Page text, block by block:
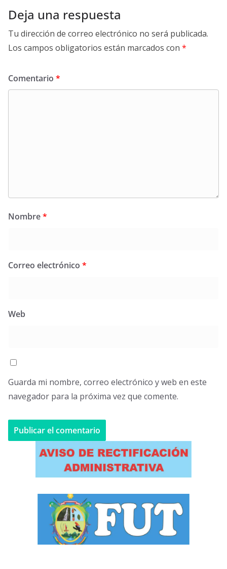
Deja una respuesta
Tu dirección de correo electrónico no será publicada.
Los campos obligatorios están marcados con *
Comentario *
Nombre*
Correo electrónico *
Web
Guarda mi nombre, correo electrónico y web en este
navegador para la próxima vez que comente.